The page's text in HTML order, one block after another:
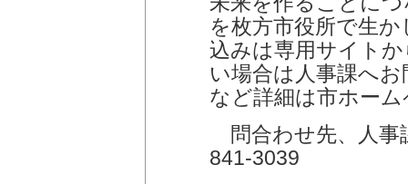
を枚方市役所で生
込みは専用サイト
い場合は人事課へ
など詳細は市ホー
問合わせ先、人
841-3039